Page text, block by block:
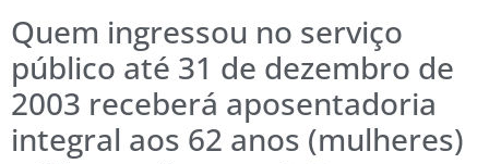
Quem ingressou no serviço
público até 31 de dezembro de
2003 receberá aposentadoria
integral aos 62 anos (mulheres)